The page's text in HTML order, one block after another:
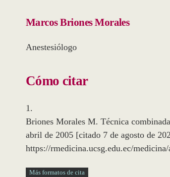
Marcos Briones Morales
Anestesiólogo
Cómo citar
1.
Briones Morales M. Técnica
abril de 2005 [citado 7 de agosto de
https://rmedicina.ucsg.edu.ec/
Más formatos de cita